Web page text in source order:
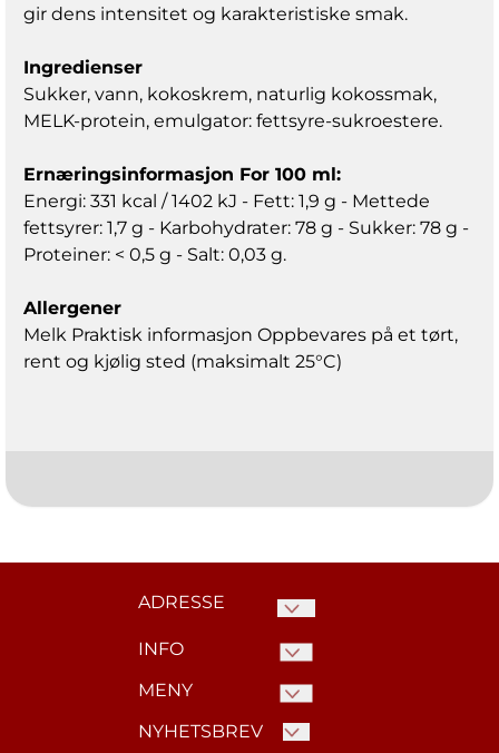
gir dens intensitet og karakteristiske smak.
Ingredienser
Sukker, vann, kokoskrem, naturlig kokossmak,
MELK-protein, emulgator: fettsyre-sukroestere.
Ernæringsinformasjon For 100 ml:
Energi: 331 kcal / 1402 kJ - Fett: 1,9 g - Mettede
fettsyrer: 1,7 g - Karbohydrater: 78 g - Sukker: 78 g -
Proteiner: < 0,5 g - Salt: 0,03 g.
Allergener
Melk Praktisk informasjon Oppbevares på et tørt,
rent og kjølig sted (maksimalt 25°C)
ADRESSE
Kaffelageret.no c/o Norske
Seksjon 5
INFO
ARTIKLER
Bytte og retur
MENY
ARTIKLER
NYHETSBREV